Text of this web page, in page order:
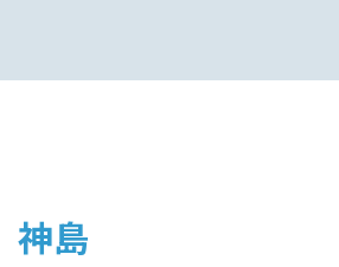
神島